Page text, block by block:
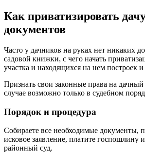
Как приватизировать
документов
Часто у дачников на руках нет никаких
садовой книжки, с чего начать
участка и находящихся на нем построек и
Признать свои законные права на
случае возможно только в судебном
Порядок и процедура
Собираете все необходимые документы,
исковое заявление, платите госпошлину и
районный суд.